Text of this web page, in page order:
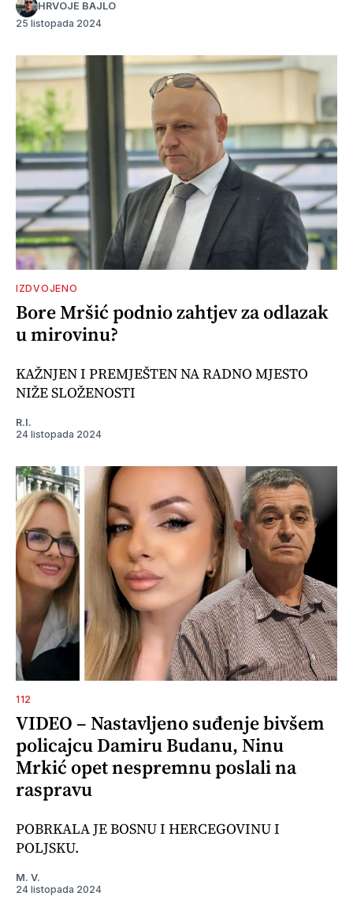
HRVOJE BAJLO
25 listopada 2024
IZDVOJENO
Bore Mršić podnio zahtjev za odlazak
u mirovinu?
KAŽNJEN I PREMJEŠTEN NA RADNO MJESTO
NIŽE SLOŽENOSTI
R.I.
24 listopada 2024
112
VIDEO – Nastavljeno suđenje bivšem
policajcu Damiru Budanu, Ninu
Mrkić opet nespremnu poslali na
raspravu
POBRKALA JE BOSNU I HERCEGOVINU I
POLJSKU.
M. V.
24 listopada 2024